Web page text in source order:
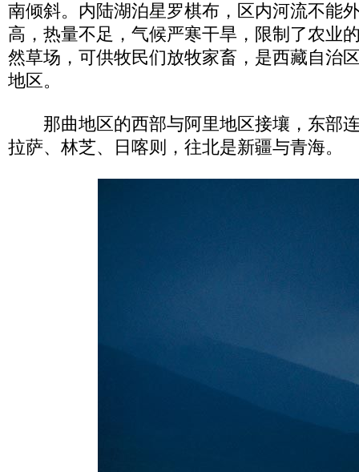
南倾斜。内陆湖泊星罗棋布，区内河流不能
高，热量不足，气候严寒干旱，限制了农业
然草场，可供牧民们放牧家畜，是西藏自治
地区。
那曲地区的西部与阿里地区接壤，东部
拉萨、林芝、日喀则，往北是新疆与青海。